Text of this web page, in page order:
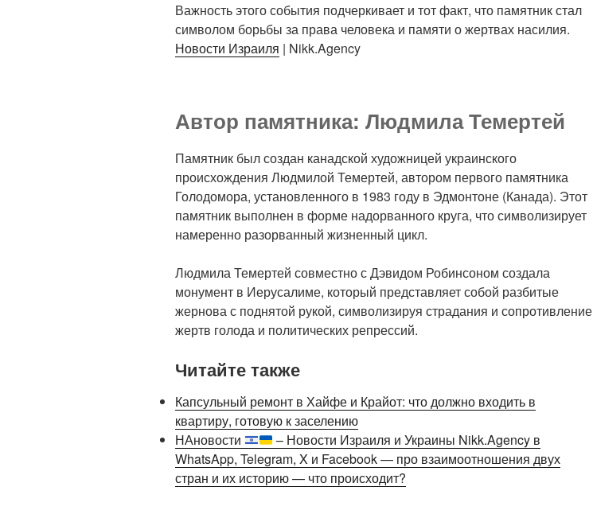
Важность этого события подчеркивает и тот факт, что памятник стал
символом борьбы за права человека и памяти о жертвах насилия.
Новости Израиля | Nikk.Agency
Автор памятника: Людмила Темертей
Памятник был создан канадской художницей украинского
происхождения Людмилой Темертей, автором первого памятника
Голодомора, установленного в 1983 году в Эдмонтоне (Канада). Этот
памятник выполнен в форме надорванного круга, что символизирует
намеренно разорванный жизненный цикл.
Людмила Темертей совместно с Дэвидом Робинсоном создала
монумент в Иерусалиме, который представляет собой разбитые
жернова с поднятой рукой, символизируя страдания и сопротивление
жертв голода и политических репрессий.
Читайте также
Капсульный ремонт в Хайфе и Крайот: что должно входить в
квартиру, готовую к заселению
НАновости
– Новости Израиля и Украины Nikk.Agency в
WhatsApp, Telegram, X и Facebook — про взаимоотношения двух
стран и их историю — что происходит?